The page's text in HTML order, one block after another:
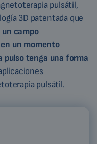
pulsátil,
3D patentada que
campo
un momento
pulso tenga una forma
pulsátil.